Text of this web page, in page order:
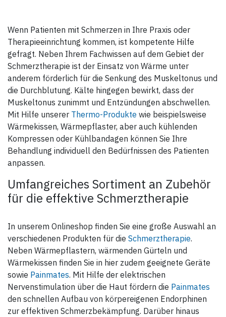
Rückstände, wenn es entfernt
wird.
• Es ist in unterschiedlichen
Größen erhältlich.
Wir weisen darauf hin, dass bei
vielen traditionellen und
alternativen Heilmethoden
noch keine wissenschaftlichen
Wirksamkeitsnachweise nach
westlichem Prüfstandard
vorliegen. Zur vorstehenden
Information sind wir
verpflichtet, denn nach dem
bestehenden
Arzneimittelwerbegesetz in
Deutschland dürfen keine
Nahrungsergänzungsmitteln
gemacht werden, auch wenn
diese heilen würden.
Wenn Patienten mit Schmerzen in Ihre Praxis oder
Therapieeinrichtung kommen, ist kompetente Hilfe
gefragt. Neben Ihrem Fachwissen auf dem Gebiet der
Schmerztherapie ist der Einsatz von Wärme unter
anderem förderlich für die Senkung des Muskeltonus und
die Durchblutung. Kälte hingegen bewirkt, dass der
Muskeltonus zunimmt und Entzündungen abschwellen.
Mit Hilfe unserer Thermo-Produkte wie beispielsweise
Wärmekissen, Wärmepflaster, aber auch kühlenden
Kompressen oder Kühlbandagen können Sie Ihre
Behandlung individuell den Bedürfnissen des Patienten
anpassen.
Umfangreiches Sortiment an Zubehör
für die effektive Schmerztherapie
In unserem Onlineshop finden Sie eine große Auswahl an
verschiedenen Produkten für die Schmerztherapie.
Neben Wärmepflastern, wärmenden Gürteln und
Wärmekissen finden Sie in hier zudem geeignete Geräte
sowie Painmates. Mit Hilfe der elektrischen
Nervenstimulation über die Haut fördern die Painmates
den schnellen Aufbau von körpereigenen Endorphinen
zur effektiven Schmerzbekämpfung. Darüber hinaus